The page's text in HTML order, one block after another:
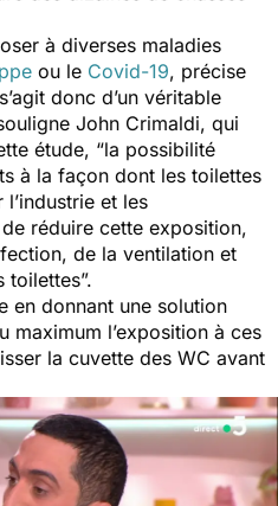
à diverses maladies
ou le Covid-19, précise
donc d’un véritable
John Crimaldi, qui
étude, “la possibilité
à la façon dont les toilettes
et les
réduire cette exposition,
de la ventilation et
toilettes”.
en donnant une solution
maximum l’exposition à ces
la cuvette des WC avant